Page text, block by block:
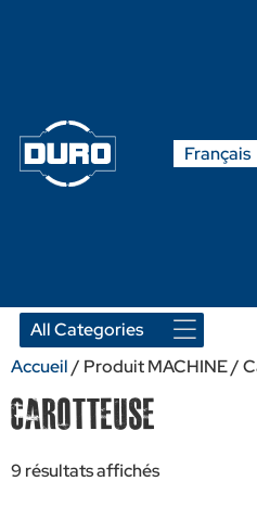
Français
Accueil/ Produit MACHINE /
Carotteuse
9 résultats affichés